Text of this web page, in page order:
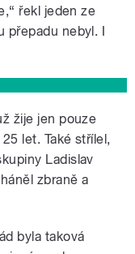
řekl jeden ze
přepadu nebyl. I
žije jen pouze
let. Také střílel,
Ladislav
zbraně a
byla taková